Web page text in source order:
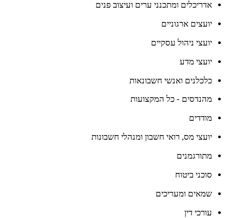
אדריכלים ומתכנני ערים ועיצוב פנים
יועצים ארגוניים
יועצי ניהול עסקיים
יועצי מדע
כלכלנים ואנשי חשבונאות
מהנדסים - כל המקצועות
מודדים
יועצי מס, רואי חשבון ומנהלי חשבונות
מתורגמנים
סוכני ביטוח
שמאים ומעריכים
עורכי דין